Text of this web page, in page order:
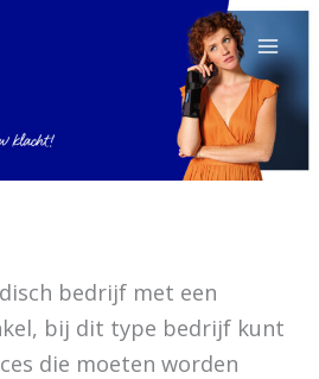
bedrijf met een
bij dit type bedrijf kunt
die moeten worden